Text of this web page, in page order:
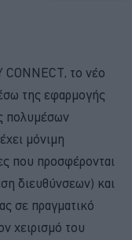
το νέο
της εφαρμογής
πολυμέσων
μόνιμη
που προσφέρονται
διευθύνσεων) και
σε πραγματικό
χειρισμό του